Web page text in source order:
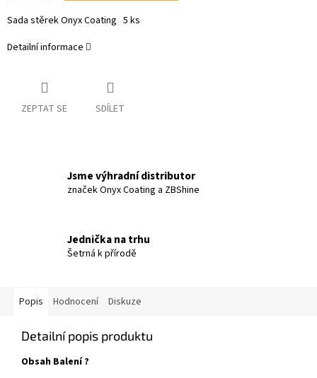
Sada stěrek Onyx Coating 5 ks
Detailní informace
ZEPTAT SE SDÍLET
Jsme výhradní distributor
značek Onyx Coating a ZBShine
Jednička na trhu
Šetrná k přírodě
Popis Hodnocení Diskuze
Detailní popis produktu
Obsah Balení ?